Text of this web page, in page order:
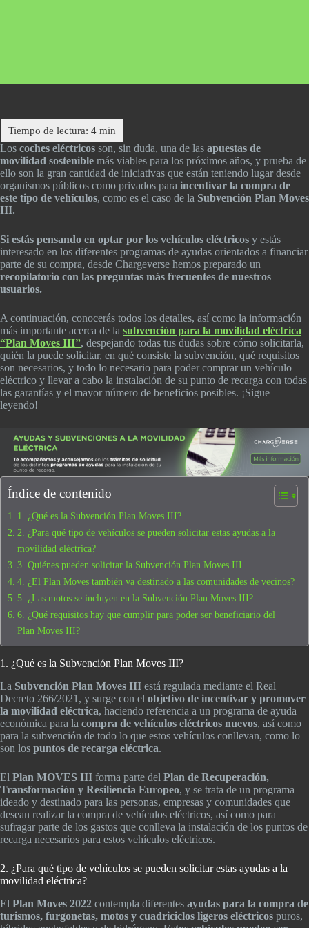
Los coches eléctricos son, sin duda, una de las apuestas de
movilidad sostenible más viables para los próximos años, y prueba de
ello son la gran cantidad de iniciativas que están teniendo lugar desde
organismos públicos como privados para incentivar la compra de
este tipo de vehículos, como es el caso de la Subvención Plan Moves
III.
Si estás pensando en optar por los vehículos eléctricos y estás
interesado en los diferentes programas de ayudas orientados a financiar
parte de su compra, desde Chargeverse hemos preparado un
recopilatorio con las preguntas más frecuentes de nuestros
usuarios.
A continuación, conocerás todos los detalles, así como la información
más importante acerca de la subvención para la movilidad eléctrica
“Plan Moves III”, despejando todas tus dudas sobre cómo solicitarla,
quién la puede solicitar, en qué consiste la subvención, qué requisitos
son necesarios, y todo lo necesario para poder comprar un vehículo
eléctrico y llevar a cabo la instalación de su punto de recarga con todas
las garantías y el mayor número de beneficios posibles. ¡Sigue
leyendo!
Índice de contenido
1. ¿Qué es la Subvención Plan Moves III?
2. ¿Para qué tipo de vehículos se pueden solicitar estas ayudas a la
movilidad eléctrica?
3. Quiénes pueden solicitar la Subvención Plan Moves III
4. ¿El Plan Moves también va destinado a las comunidades de vecinos?
5. ¿Las motos se incluyen en la Subvención Plan Moves III?
6. ¿Qué requisitos hay que cumplir para poder ser beneficiario del
Plan Moves III?
1. ¿Qué es la Subvención Plan Moves III?
La Subvención Plan Moves III está regulada mediante el Real
Decreto 266/2021, y surge con el objetivo de incentivar y promover
la movilidad eléctrica, haciendo referencia a un programa de ayuda
económica para la compra de vehículos eléctricos nuevos, así como
para la subvención de todo lo que estos vehículos conllevan, como lo
son los puntos de recarga eléctrica.
El Plan MOVES III forma parte del Plan de Recuperación,
Transformación y Resiliencia Europeo, y se trata de un programa
ideado y destinado para las personas, empresas y comunidades que
desean realizar la compra de vehículos eléctricos, así como para
sufragar parte de los gastos que conlleva la instalación de los puntos de
recarga necesarios para estos vehículos eléctricos.
2. ¿Para qué tipo de vehículos se pueden solicitar estas ayudas a la
movilidad eléctrica?
El Plan Moves 2022 contempla diferentes ayudas para la compra de
turismos, furgonetas, motos y cuadriciclos ligeros eléctricos puros,